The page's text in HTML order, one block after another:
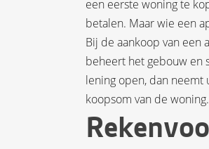
een eerste woning te
betalen. Maar wie een
Bij de aankoop van een
beheert het gebouw en
lening open, dan neemt
koopsom van de woning.